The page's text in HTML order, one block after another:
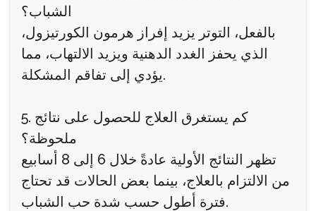
الشباب؟
بالفعل، التوتر يزيد إفراز هرمون الكورتيزول،
الذي يحفز الغدد الدهنية ويزيد الالتهاب، مما
يؤدي إلى تفاقم المشكلة.
5. كم يستغرق العلاج للحصول على نتائج
ملحوظة؟
تظهر النتائج الأولية عادةً خلال 6 إلى 8 أسابيع
من الالتزام بالعلاج، بينما بعض الحالات قد تحتاج
فترة أطول حسب شدة حب الشباب.